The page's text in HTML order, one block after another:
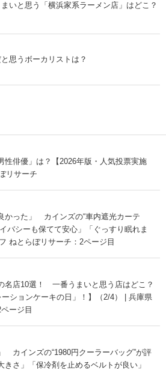
いと思う「横浜家系ラーメン店」はどこ？
思うボーカリストは？
性俳優」は？【2026年版・人気投票実施
リサーチ
かった」 カインズの“車内遮光カーテ
バシーも保てて安心」「ぐっすり眠れま
ねとらぼリサーチ：2ページ目
名店10選！ 一番うまいと思う店はどこ？
ーションケーキの日」！】（2/4） | 兵庫県
ージ目
カインズの“1980円クーラーバッグ”が評
さ」「保冷剤を止めるベルトが良い」